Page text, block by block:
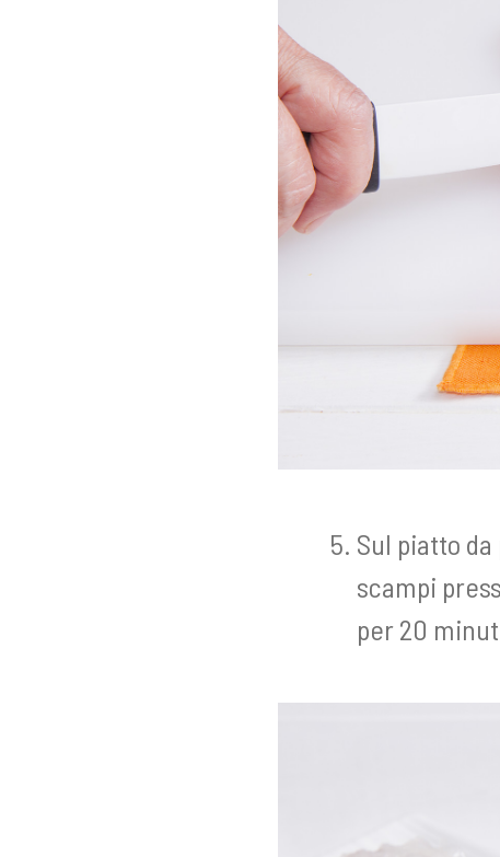
Sul piatto
scampi
per 20